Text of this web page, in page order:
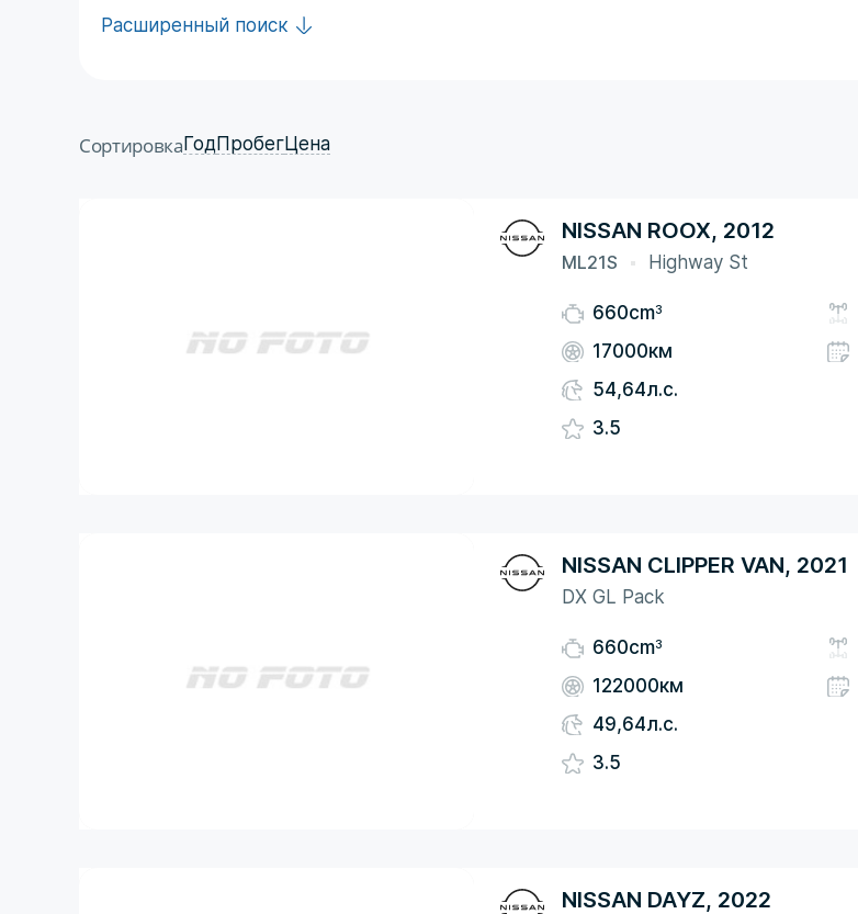
Расширенный поиск
Сортировка ГодПробегЦена
NISSAN ROOX, 2012
ML21S Highway St
660cm3
17000км
54,64л.с.
3.5
NISSAN CLIPPER VAN, 2021
DX GL Pack
660cm3
122000км
49,64л.с.
3.5
NISSAN DAYZ, 2022